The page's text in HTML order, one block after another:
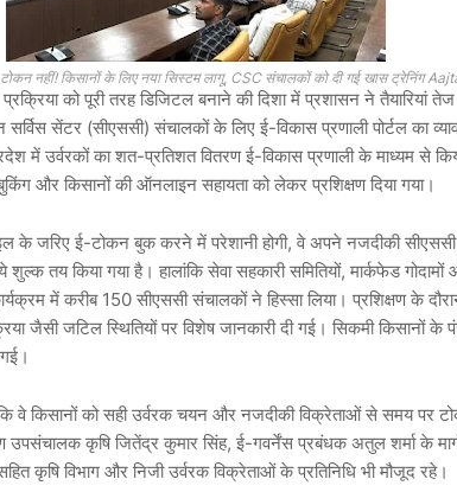
टोकन नहीं! किसानों के लिए नया सिस्टम लागू, CSC संचालकों को दी गई खास ट्रेनिंग
को पूरी तरह डिजिटल बनाने की दिशा में प्रशासन ने तैयारियां
सेंटर (सीएससी) संचालकों के लिए ई-विकास प्रणाली पोर्टल का
में उर्वरकों का शत-प्रतिशत वितरण ई-विकास प्रणाली के माध्यम से
और किसानों की ऑनलाइन सहायता को लेकर प्रशिक्षण दिया गया।
के जरिए ई-टोकन बुक करने में परेशानी होगी, वे अपने नजदीकी
तय किया गया है। हालांकि सेवा सहकारी समितियों, मार्कफेड
में करीब 150 सीएससी संचालकों ने हिस्सा लिया। प्रशिक्षण के
जैसी जटिल स्थितियों पर विशेष जानकारी दी गई। सिकमी किसानों
कि वे किसानों को सही उर्वरक चयन और नजदीकी विक्रेताओं से समय पर
उपसंचालक कृषिजितेंद्र कुमार सिंह, ई-गवर्नेंस प्रबंधकअतुल शर्माके
कृषि विभाग और निजी उर्वरक विक्रेताओं के प्रतिनिधि भी मौजूद रहे।